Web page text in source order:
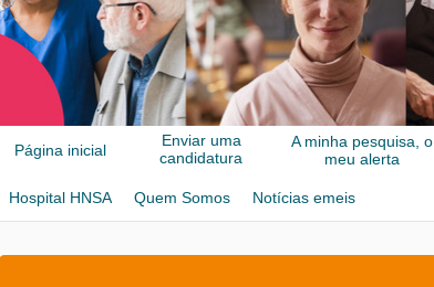
Página inicial
Enviar uma
candidatura
A minha pesquisa, o
meu alerta
Hospital HNSA Quem Somos Notícias emeis